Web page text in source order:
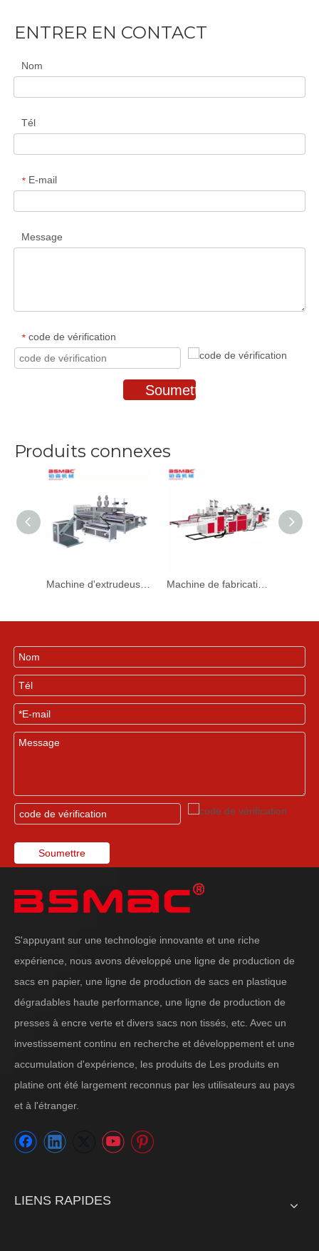
ENTRER EN CONTACT
Nom
Tél
* E-mail
Message
* code de vérification
Soumettre
Produits connexes
Soumettre
S'appuyant sur une technologie innovante et une riche
expérience, nous avons développé une ligne de production de
sacs en papier, une ligne de production de sacs en plastique
dégradables haute performance, une ligne de production de
presses à encre verte et divers sacs non tissés, etc. Avec un
investissement continu en recherche et développement et une
accumulation d'expérience, les produits de Les produits en
platine ont été largement reconnus par les utilisateurs au pays
et à l'étranger.
LIENS RAPIDES